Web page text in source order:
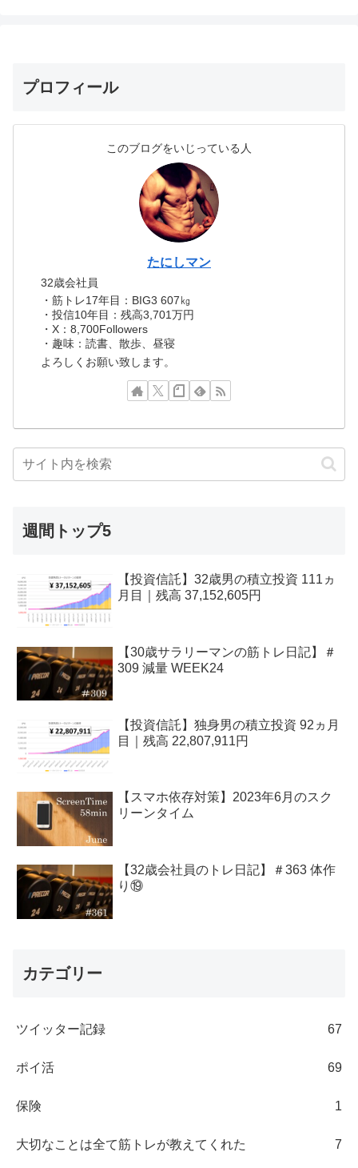
プロフィール
このブログをいじっている人
たにしマン
32歳会社員
・筋トレ17年目：BIG3 607㎏
・投信10年目：残高3,701万円
・X：8,700Followers
・趣味：読書、散歩、昼寝
よろしくお願い致します。
週間トップ5
【投資信託】32歳男の積立投資 111ヵ
月目｜残高 37,152,605円
【30歳サラリーマンの筋トレ日記】＃
309 減量 WEEK24
【投資信託】独身男の積立投資 92ヵ月
目｜残高 22,807,911円
【スマホ依存対策】2023年6月のスク
リーンタイム
【32歳会社員のトレ日記】＃363 体作
り⑲
カテゴリー
ツイッター記録 67
ポイ活 69
保険 1
大切なことは全て筋トレが教えてくれた 7